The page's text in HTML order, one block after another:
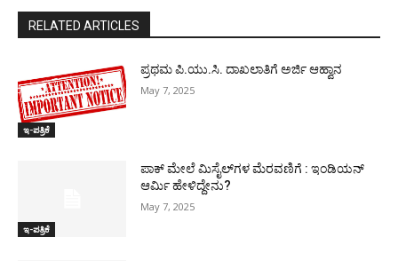
RELATED ARTICLES
ಇ-ಪತ್ರಿಕೆ
ಪ್ರಥಮ ಪಿ.ಯು.ಸಿ. ದಾಖಲಾತಿಗೆ ಅರ್ಜಿ ಆಹ್ವಾನ
May 7, 2025
ಇ-ಪತ್ರಿಕೆ
ಪಾಕ್​ ಮೇಲೆ ಮಿಸೈಲ್​ಗಳ ಮೆರವಣಿಗೆ : ಇಂಡಿಯನ್
ಆರ್ಮಿ ಹೇಳಿದ್ದೇನು?
May 7, 2025